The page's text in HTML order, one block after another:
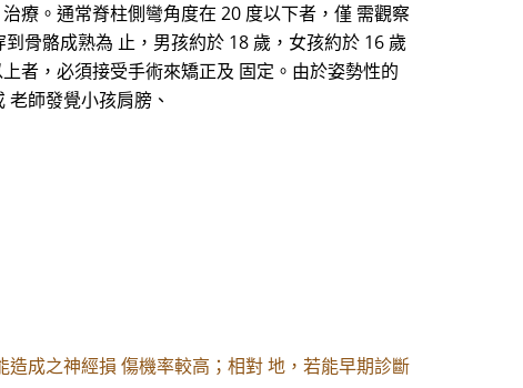
療。通常脊柱側彎角度在 20 度以下者，僅 需觀察
骨骼成熟為 止，男孩約於 18 歲，女孩約於 16 歲
者，必須接受手術來矯正及 固定。由於姿勢性的
師發覺小孩肩膀、
造成之神經損 傷機率較高；相對 地，若能早期診斷